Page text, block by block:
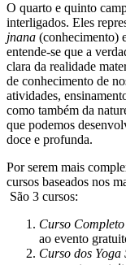
O quarto e quinto
interligados. Eles
jnana (conhecimento)
entende-se que a
clara da realidade
de conhecimento de
atividades,
como também da
que podemos
doce e profunda.
Por serem mais
cursos baseados nos
São 3 cursos:
Curso
ao evento
Curso dos